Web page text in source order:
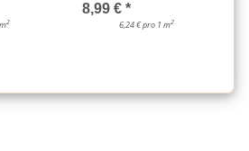
2
8,99 € *
6,24 € pro 1 m2